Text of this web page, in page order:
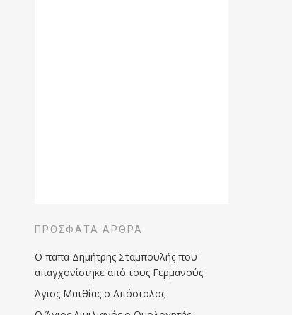
ΠΡΌΣΦΑΤΑ ΆΡΘΡΑ
Ο παπα Δημήτρης Σταμπουλής που
απαγχονίστηκε από τους Γερμανούς
Άγιος Ματθίας ο Απόστολος